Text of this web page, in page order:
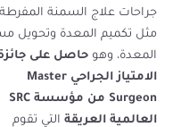
جراحات علاج السمنة المفرطة
مثل تكميم المعدة وتحويل
المعدة، وهو حاصل على
الامتياز الجراحي Master
Surgeon من مؤسسة SRC
العالمية العريقة التي تقوم